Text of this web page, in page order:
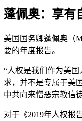
蓬佩奥：享有
美国国务卿蓬佩奥（
要的年度报告。
“人权是我们作为美
求，并不是专属于美
中共向来憎恶宗教信
对于《2019年人权报